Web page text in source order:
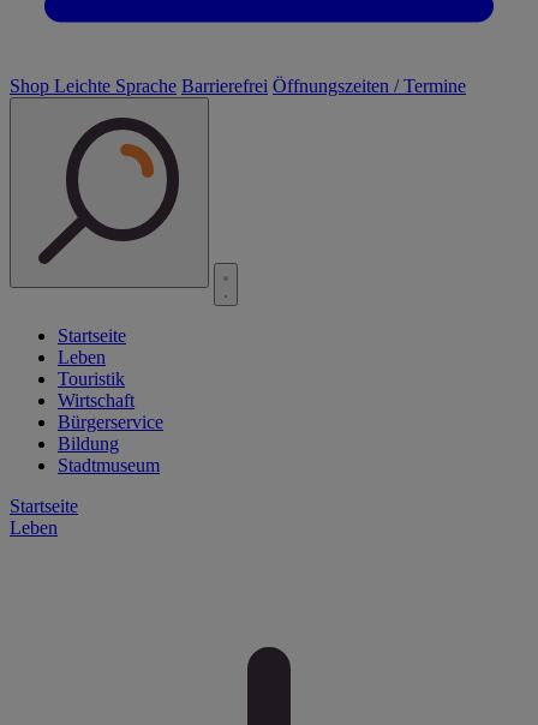
Shop Leichte Sprache Barrierefrei Öffnungszeiten / Termine
Startseite
Leben
Touristik
Wirtschaft
Bürgerservice
Bildung
Stadtmuseum
Startseite
Leben